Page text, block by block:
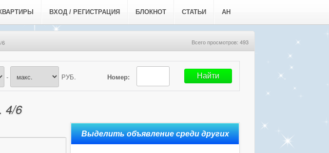
ВХОД / РЕГИСТРАЦИЯ БЛОКНОТ СТАТЬИ АН
6 Всего просмотров: 493
Номер:
- РУБ.
4/6